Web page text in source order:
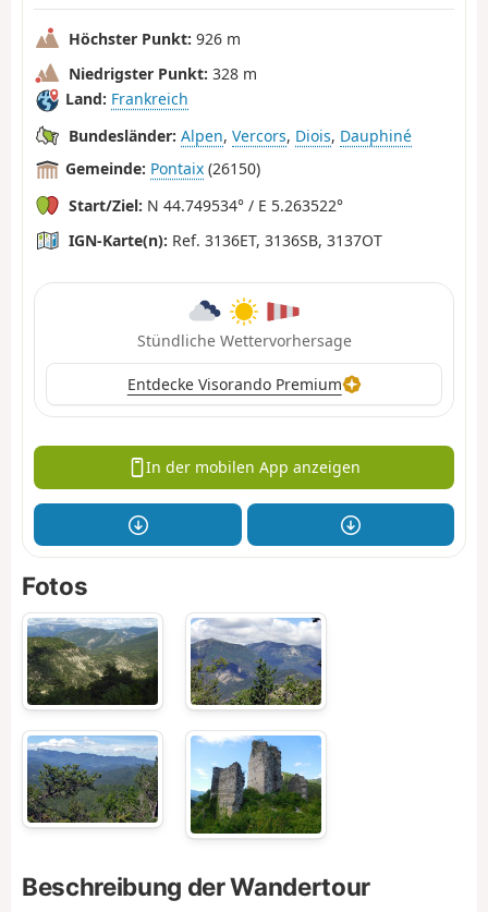
Höchster Punkt: 926 m
Niedrigster Punkt: 328 m
Land: Frankreich
Bundesländer: Alpen, Vercors, Diois, Dauphiné
Gemeinde: Pontaix (26150)
Start/Ziel: N 44.749534° / E 5.263522°
IGN-Karte(n): Ref. 3136ET, 3136SB, 3137OT
Stündliche Wettervorhersage
Entdecke Visorando Premium
In der mobilen App anzeigen
Fotos
Beschreibung der Wandertour